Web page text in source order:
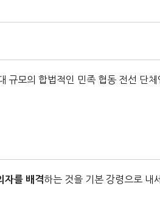
모의 합법적인 민족 협동 전선 단체
자를 배격하는 것을 기본 강령으로 내